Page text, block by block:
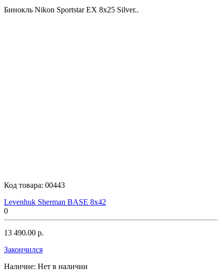
Olympus
Бинокль Nikon Sportstar EX 8x25 Silver..
Код товара: 00443
Levenhuk Sherman BASE 8x42
0
13 490.00 р.
Закончился
Наличие: Нет в наличии